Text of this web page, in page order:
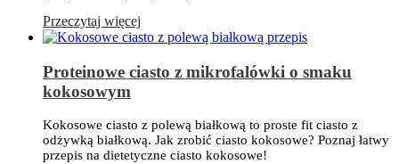
Przeczytaj więcej
Proteinowe ciasto z mikrofalówki o smaku
kokosowym
Kokosowe ciasto z polewą białkową to proste fit ciasto z
odżywką białkową. Jak zrobić ciasto kokosowe? Poznaj łatwy
przepis na dietetyczne ciasto kokosowe!